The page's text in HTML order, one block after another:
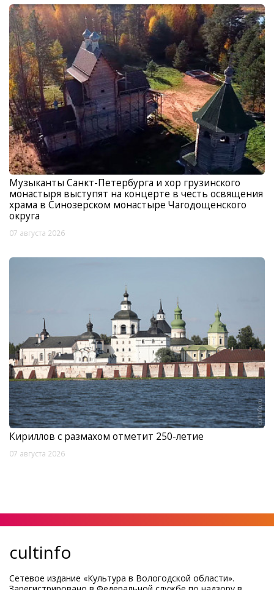
Музыканты Санкт-Петербурга и хор грузинского
монастыря выступят на концерте в честь освящения
храма в Синозерском монастыре Чагодощенского
округа
07 августа 2026
Кириллов с размахом отметит 250-летие
07 августа 2026
cultinfo
Сетевое издание «Культура в Вологодской области».